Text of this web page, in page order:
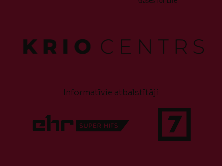
Informatīvie atbalstītāji